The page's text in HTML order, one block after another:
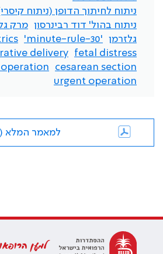
ניתוח לחיתוך הדופן (ניתוח
ניתוח בהול' דוד רבינרסון מרק
גלזרמן
'30-minute-rule'
fetal distress
delivery
cesarean section
urgent operation
למאמר המלא (PDF)
למען